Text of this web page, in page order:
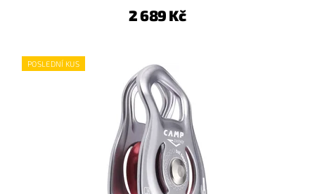
2 689 Kč
POSLEDNÍ KUS